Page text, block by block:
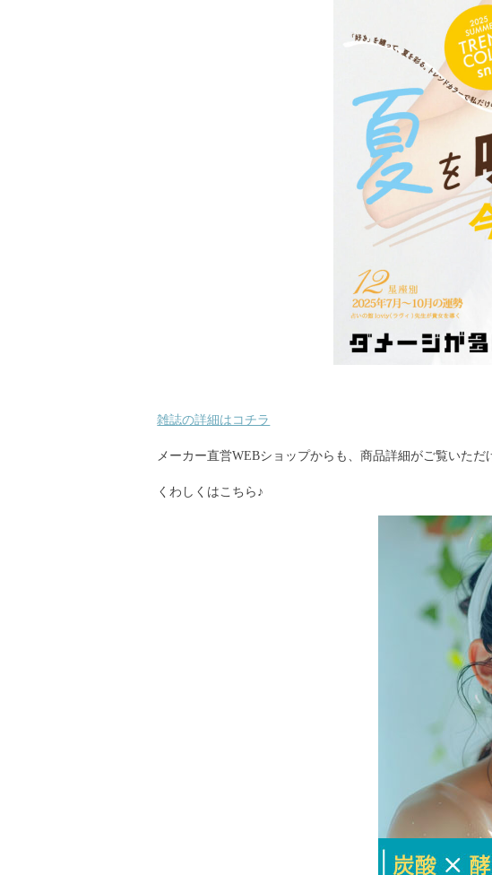
雑誌の詳細はコチラ
メーカー直営WEBショップからも、商品詳細がご覧いた
くわしくはこちら♪